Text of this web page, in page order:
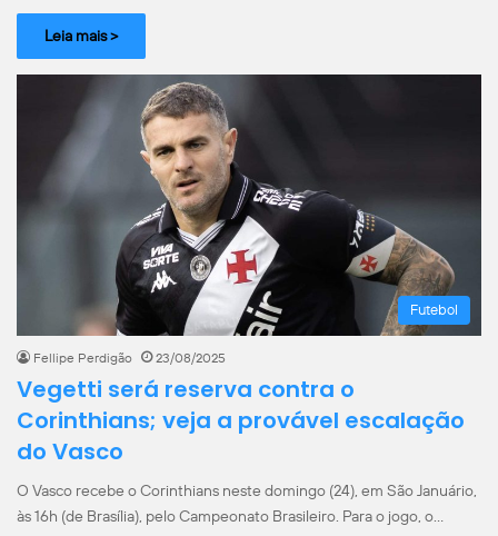
Leia mais >
Futebol
Fellipe Perdigão 23/08/2025
Vegetti será reserva contra o
Corinthians; veja a provável escalação
do Vasco
O Vasco recebe o Corinthians neste domingo (24), em São Januário,
às 16h (de Brasília), pelo Campeonato Brasileiro. Para o jogo, o…